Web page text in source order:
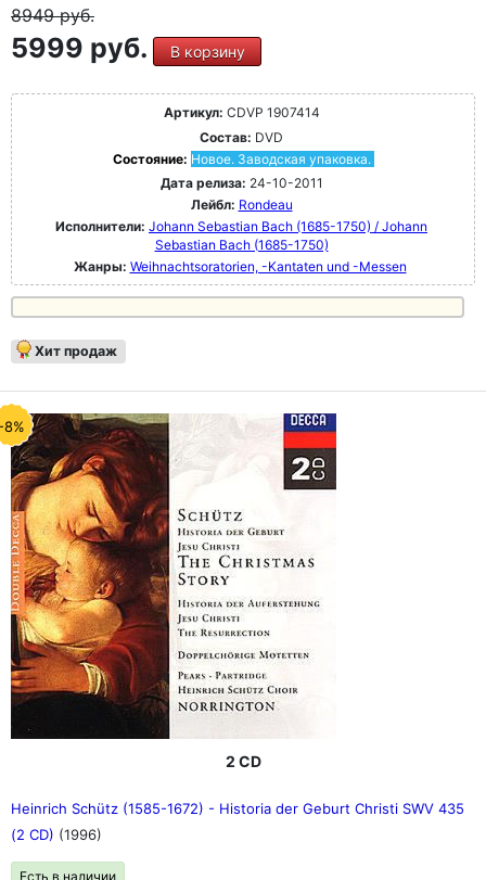
8949руб.
5999 руб. В корзину
Артикул: CDVP 1907414
Состав: DVD
Состояние: Новое. Заводская упаковка.
Дата релиза: 24-10-2011
Лейбл: Rondeau
Исполнители: Johann Sebastian Bach (1685-1750) / Johann
Sebastian Bach (1685-1750)
Жанры: Weihnachtsoratorien, -Kantaten und -Messen
Хит продаж
8%
2 CD
Heinrich Schütz (1585-1672) - Historia der Geburt Christi SWV 435
(2 CD) (1996)
Есть в наличии